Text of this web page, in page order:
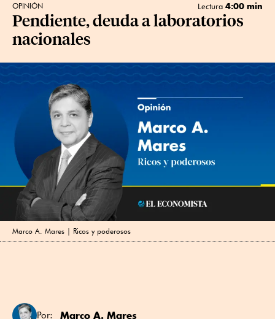
OPINIÓN Lectura 4:00 min
Pendiente, deuda a laboratorios
nacionales
Marco A. Mares | Ricos y poderosos
Por: Marco A. Mares